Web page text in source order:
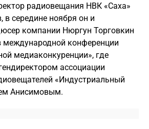
радиовещания НВК «Саха»
в середине ноября он и
компании Нюргун Торговкин
международной конференции
медиаконкуренции», где
ассоциации
«Индустриальный
Анисимовым.